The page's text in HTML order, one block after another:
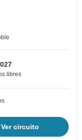
libres
Ver circuito